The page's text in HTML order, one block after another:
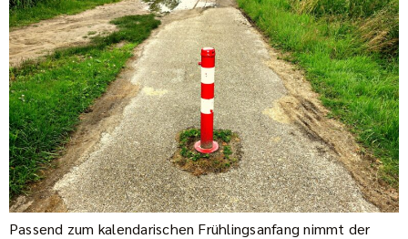
Passend zum kalendarischen Frühlingsanfang nimmt der